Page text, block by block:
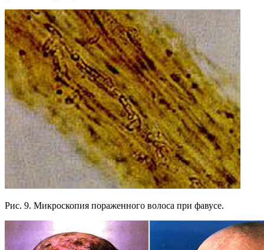
Рис. 9. Микроскопия пораженного волоса при фавусе.